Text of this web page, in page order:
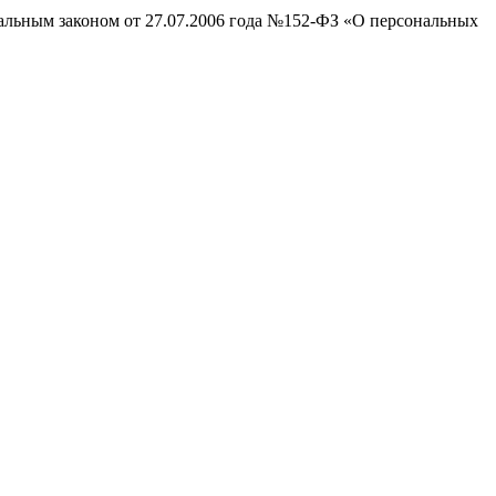
законом от 27.07.2006 года №152-ФЗ «О персональных